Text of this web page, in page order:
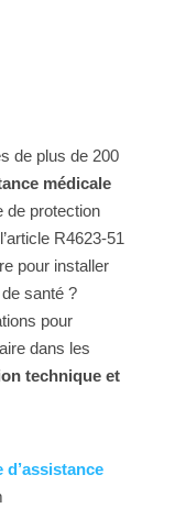
de plus de 200
médicale
de protection
R4623-51
pour installer
santé ?
pour
dans les
technique et
d’assistance